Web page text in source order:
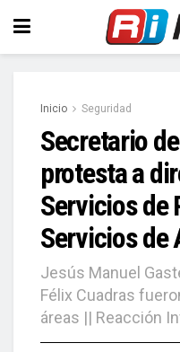
Inicio Seguridad
Secretario
protesta a
Servicios de
Servicios de
Jesús Manuel
Félix Cuadras
áreas || Reacción